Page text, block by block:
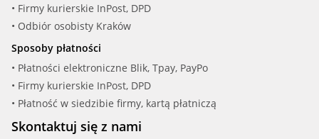
• Firmy kurierskie InPost, DPD
• Odbiór osobisty Kraków
Sposoby płatności
• Płatności elektroniczne Blik, Tpay, PayPo
• Firmy kurierskie InPost, DPD
• Płatność w siedzibie firmy, kartą płatniczą
Skontaktuj się z nami